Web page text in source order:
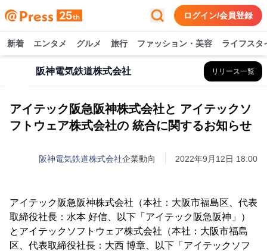
ログイン/会員登録
新着 エンタメ グルメ 旅行 ファッション・美容 ライフスタ
阪神電気鉄道株式会社 リリース一覧
アイテック阪急阪神株式会社と アイテックソ
フトウェア株式会社の 統合に関するお知らせ
阪神電気鉄道株式会社企業動向 2022年9月12日 18:00
アイテック阪急阪神株式会社（本社：大阪市福島区、代表
取締役社長：水本 好信、以下「アイテック阪急阪神」）
とアイテックソフトウェア株式会社（本社：大阪市福島
区、代表取締役社長：大西 博章、以下「アイテックソフ